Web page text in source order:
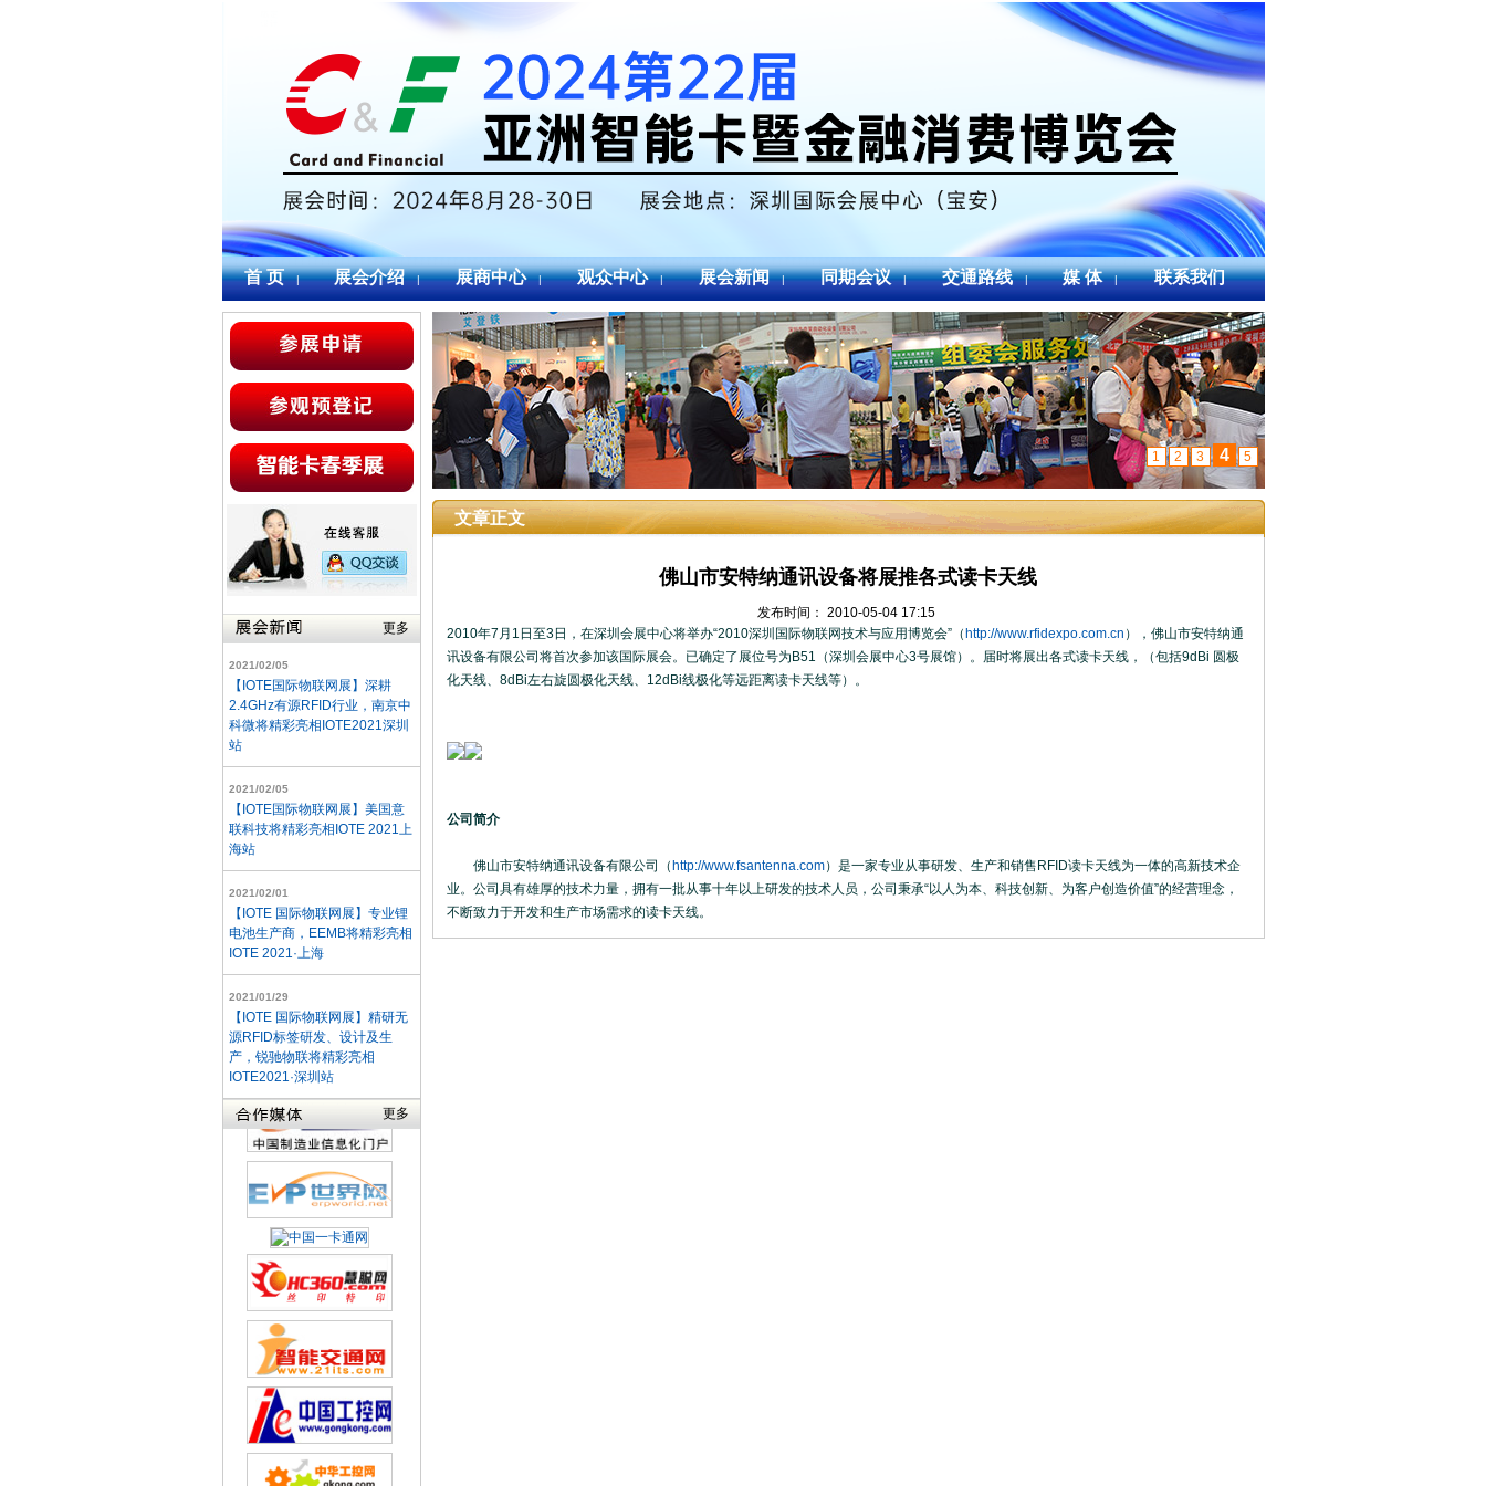
首 页 | 展会介绍 | 展商中心 | 观众中心 | 展会新闻 | 同期会议 | 交通路线 | 媒 体 | 联系我们
更多
2021/02/05
【IOTE国际物联网展】深耕
2.4GHz有源RFID行业，南京中
科微将精彩亮相IOTE2021深圳
站
2021/02/05
【IOTE国际物联网展】美国意
联科技将精彩亮相IOTE 2021上
海站
2021/02/01
【IOTE 国际物联网展】专业锂
电池生产商，EEMB将精彩亮相
IOTE 2021·上海
2021/01/29
【IOTE 国际物联网展】精研无
源RFID标签研发、设计及生
产，锐驰物联将精彩亮相
IOTE2021·深圳站
更多
1 2 3 4 5
文章正文
佛山市安特纳通讯设备将展推各式读卡天线
发布时间： 2010-05-04 17:15
2010年7月1日至3日，在深圳会展中心将举办“2010深圳国际物联网技术与应用博览会”（ http://www.rfidexpo.com.cn ），佛山市安特纳通
讯设备有限公司将首次参加该国际展会。已确定了展位号为B51（深圳会展中心3号展馆）。届时将展出各式读卡天线，（包括9dBi 圆极
化天线、8dBi左右旋圆极化天线、12dBi线极化等远距离读卡天线等）。
公司简介
佛山市安特纳通讯设备有限公司（ http://www.fsantenna.com）是一家专业从事研发、生产和销售RFID读卡天线为一体的高新技术企
业。公司具有雄厚的技术力量，拥有一批从事十年以上研发的技术人员，公司秉承“以人为本、科技创新、为客户创造价值”的经营理念，
不断致力于开发和生产市场需求的读卡天线。